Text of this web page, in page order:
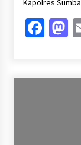
Kapolres